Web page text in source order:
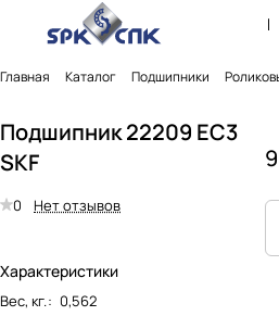
Главная Каталог Подшипники
Подшипник 22209 EC3
SKF
0 Нет отзывов
Характеристики
Вес, кг.: 0,562